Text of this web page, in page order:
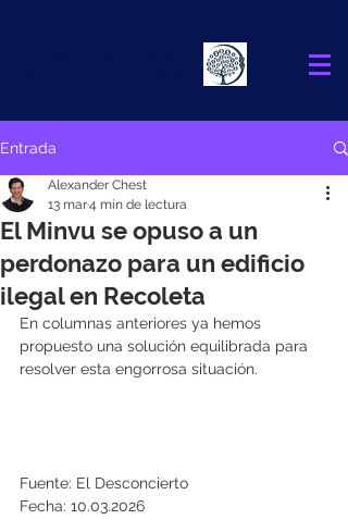
Entrada
El Minvu se opuso a un
perdonazo para un edificio
ilegal en Recoleta
Alexander Chest
13 mar4 min de lectura
En columnas anteriores ya hemos
propuesto una solución equilibrada para
resolver esta engorrosa situación.
Fuente: El Desconcierto
Fecha: 10.03.2026